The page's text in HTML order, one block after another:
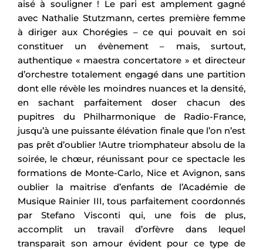
aisé à souligner ! Le pari est amplement gagné
avec Nathalie Stutzmann, certes première femme
à diriger aux Chorégies – ce qui pouvait en soi
constituer un évènement – mais, surtout,
authentique « maestra concertatore » et directeur
d’orchestre totalement engagé dans une partition
dont elle révèle les moindres nuances et la densité,
en sachant parfaitement doser chacun des
pupitres du Philharmonique de Radio-France,
jusqu’à une puissante élévation finale que l’on n’est
pas prêt d’oublier !Autre triomphateur absolu de la
soirée, le chœur, réunissant pour ce spectacle les
formations de Monte-Carlo, Nice et Avignon, sans
oublier la maitrise d’enfants de l’Académie de
Musique Rainier III, tous parfaitement coordonnés
par Stefano Visconti qui, une fois de plus,
accomplit un travail d’orfèvre dans lequel
transparait son amour évident pour ce type de